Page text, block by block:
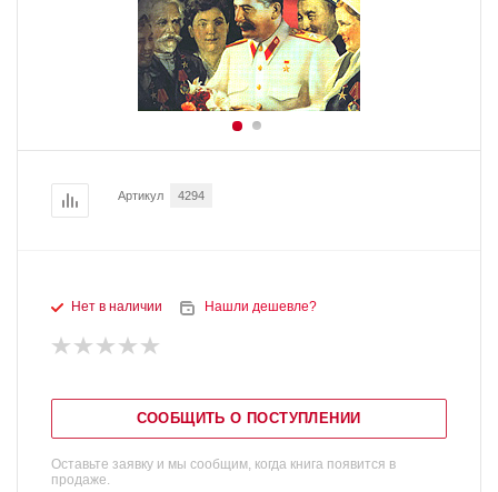
Артикул 4294
Нет в наличии Нашли дешевле?
СООБЩИТЬ О ПОСТУПЛЕНИИ
Оставьте заявку и мы сообщим, когда книга появится в
продаже.